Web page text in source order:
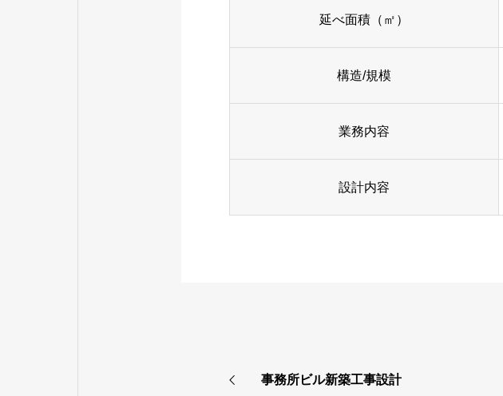
延べ面積（㎡）
構造/規模
業務内容
設計内容
事務所ビル新築工事設計